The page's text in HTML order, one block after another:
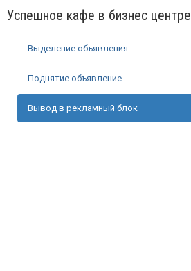
Успешное кафе в бизнес центре
Выделение объявления
Поднятие объявление
Вывод в рекламный блок